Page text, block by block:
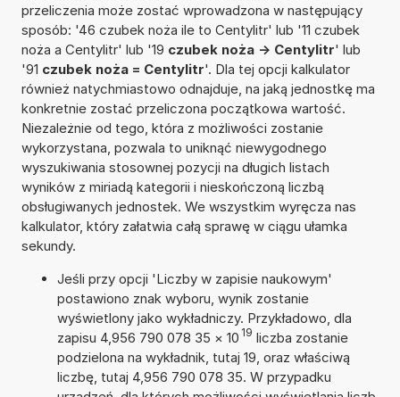
przeliczenia może zostać wprowadzona w następujący
sposób: '46 czubek noża ile to Centylitr' lub '11 czubek
noża a Centylitr' lub '19 czubek noża -> Centylitr' lub
'91 czubek noża = Centylitr'. Dla tej opcji kalkulator
również natychmiastowo odnajduje, na jaką jednostkę ma
konkretnie zostać przeliczona początkowa wartość.
Niezależnie od tego, która z możliwości zostanie
wykorzystana, pozwala to uniknąć niewygodnego
wyszukiwania stosownej pozycji na długich listach
wyników z miriadą kategorii i nieskończoną liczbą
obsługiwanych jednostek. We wszystkim wyręcza nas
kalkulator, który załatwia całą sprawę w ciągu ułamka
sekundy.
Jeśli przy opcji 'Liczby w zapisie naukowym'
postawiono znak wyboru, wynik zostanie
wyświetlony jako wykładniczy. Przykładowo, dla
zapisu 4,956 790 078 35 × 10 19 liczba zostanie
podzielona na wykładnik, tutaj 19, oraz właściwą
liczbę, tutaj 4,956 790 078 35. W przypadku